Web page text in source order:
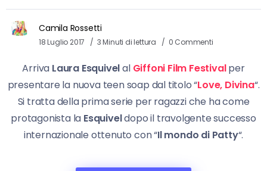
Camila Rossetti
18 Luglio 2017 3 Minuti di lettura 0 Commenti
Arriva Laura Esquivelal Giffoni Film Festivalper
presentare la nuova teen soap dal titolo “Love, Divina“.
Si tratta della prima serie per ragazzi che ha come
protagonista la Esquiveldopo il travolgente successo
internazionale ottenuto con “Il mondo di Patty“.